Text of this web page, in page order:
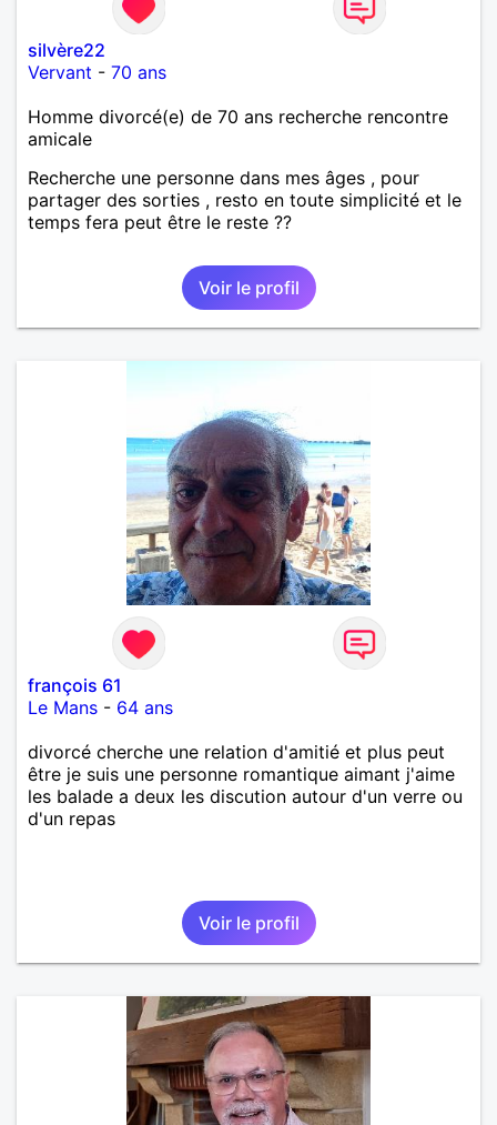
silvère22
Vervant - 70 ans
Homme divorcé(e) de 70 ans recherche rencontre
amicale
Recherche une personne dans mes âges , pour
partager des sorties , resto en toute simplicité et le
temps fera peut être le reste ??
Voir le profil
françois 61
Le Mans - 64 ans
divorcé cherche une relation d'amitié et plus peut
être je suis une personne romantique aimant j'aime
les balade a deux les discution autour d'un verre ou
d'un repas
Voir le profil